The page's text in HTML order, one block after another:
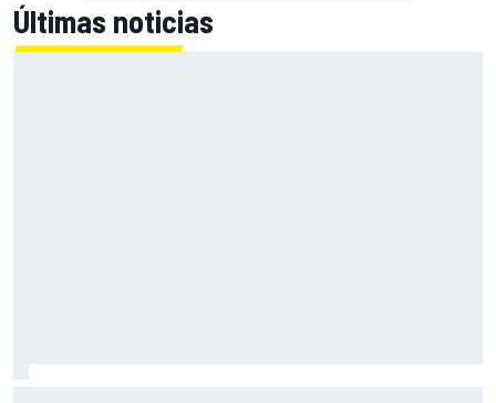
Últimas noticias